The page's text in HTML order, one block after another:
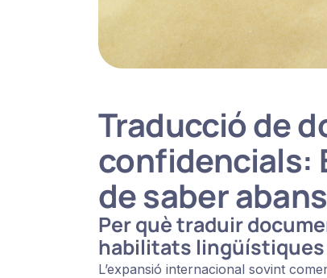
Traducció de
confidencials:
de saber
Per què traduir
habilitats lingüístiques
L’expansió internacional sovint